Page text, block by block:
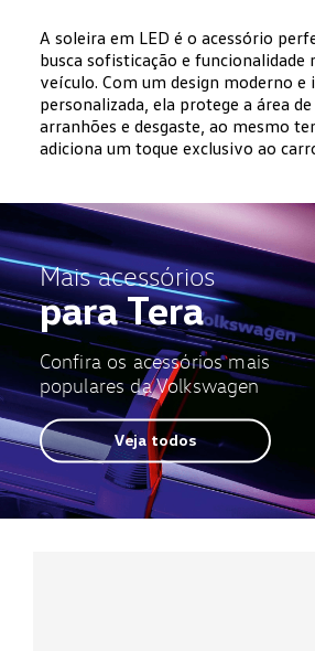
A soleira em LED é o acessório
busca sofisticação e funcionalidade
veículo. Com um design moderno e
personalizada, ela protege a área
arranhões e desgaste, ao mesmo
adiciona um toque exclusivo ao
Mais acessórios
para Tera
Confira os acessórios mais
populares da Volkswagen
Veja todos